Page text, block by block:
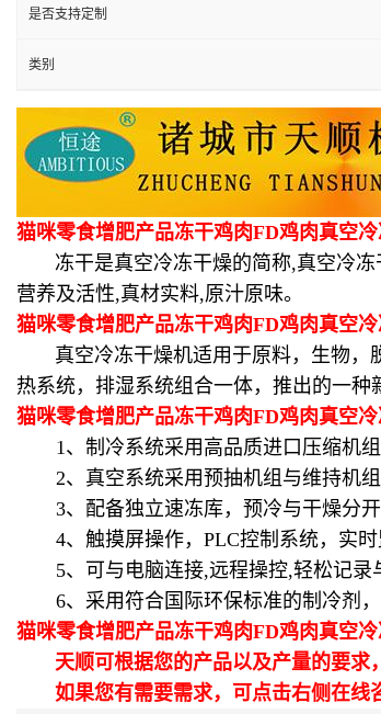
是否支持定制
类别
猫咪零食增肥产品冻干鸡肉FD鸡肉真空冷
冻干是真空冷冻干燥的简称,真空冷冻
营养及活性,真材实料,原汁原味。
猫咪零食增肥产品冻干鸡肉FD鸡肉真空冷
真空冷冻干燥机适用于原料，生物，脱
热系统，排湿系统组合一体，推出的一种
猫咪零食增肥产品冻干鸡肉FD鸡肉真空冷
1、制冷系统采用高品质进口压缩机组
2、真空系统采用预抽机组与维持机组
3、配备独立速冻库，预冷与干燥分开
4、触摸屏操作，PLC控制系统，实时
5、可与电脑连接,远程操控,轻松记录
6、采用符合国际环保标准的制冷剂，
猫咪零食增肥产品冻干鸡肉FD鸡肉真空冷
天顺可根据您的产品以及产量的要求
如果您有需要需求，可点击右侧在线